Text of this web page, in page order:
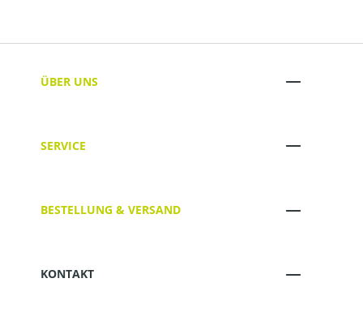
ÜBER UNS
SERVICE
BESTELLUNG & VERSAND
KONTAKT